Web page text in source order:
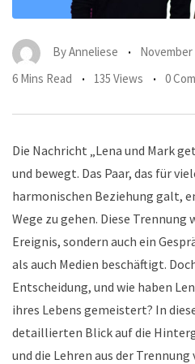
ByAnneliese November
6 Mins Read
135 Views 0
Die Nachricht „Lena und Mark
und bewegt. Das Paar, das für
harmonischen Beziehung galt,
Wege zu gehen. Diese
Ereignis, sondern auch ein
als auch Medien beschäftigt.
Entscheidung, und wie haben
ihres Lebens gemeistert? In
detaillierten Blick auf die
und die Lehren aus der Trennung